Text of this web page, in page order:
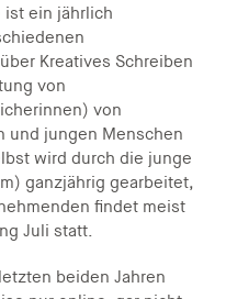
ist ein jährlich
Kreatives Schreiben
von
von
und jungen Menschen
wird durch die junge
ganzjährig gearbeitet,
findet meist
Juli statt.
beiden Jahren